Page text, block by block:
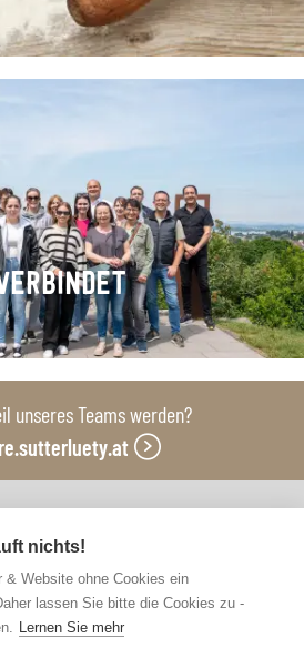
unseres Teams werden?
Produktionsbetriebe
nichts!
& Website ohne Cookies ein
lassen Sie bitte die Cookies zu -
Lernen Sie mehr